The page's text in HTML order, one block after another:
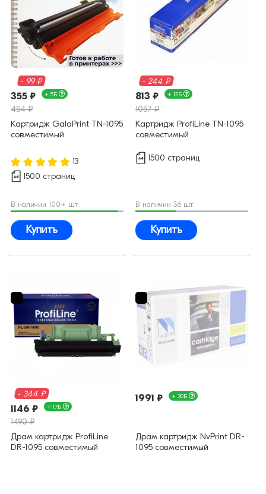
- 99 ₽
355 ₽ + 5Б
454 ₽
Картридж GalaPrint TN-1095
совместимый
13
1500 страниц
В наличии 100+ шт.
Купить
- 244 ₽
813 ₽ + 12Б
1057 ₽
Картридж ProfiLine TN-1095
совместимый
1500 страниц
В наличии 36 шт.
Купить
- 344 ₽
1146 ₽ + 17Б
1490 ₽
Драм картридж ProfiLine
DR-1095 совместимый
1991 ₽ + 30Б
Драм картридж NvPrint DR-
1095 совместимый